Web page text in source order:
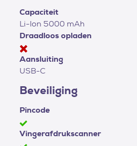
Capaciteit
Li-Ion 5000 mAh
Draadloos opladen
Aansluiting
USB-C
Beveiliging
Pincode
Vingerafdrukscanner